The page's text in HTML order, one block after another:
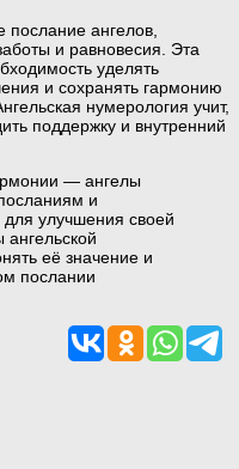
ангелов,
и равновесия. Эта
уделять
и сохранять гармонию
нумерология учит,
поддержку и внутренний
— ангелы
и
для улучшения своей
ангельской
её значение и
послании